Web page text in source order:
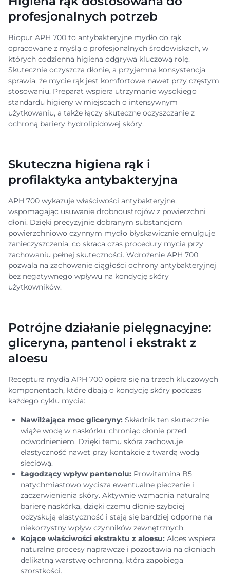
profesjonalnych potrzeb
Biopur APH 700 to antybakteryjne mydło do rąk
opracowane z myślą o profesjonalnych środowiskach, w
których codzienna higiena odgrywa kluczową rolę.
Skutecznie oczyszcza dłonie, a przyjemna konsystencja
sprawia, że mycie rąk jest komfortowe nawet przy częstym
stosowaniu. Preparat wspiera utrzymanie wysokiego
standardu higieny w miejscach o intensywnym
użytkowaniu, a także łączy skuteczne oczyszczanie z
ochroną bariery hydrolipidowej skóry.
Skuteczna higiena rąk i
profilaktyka antybakteryjna
APH 700 wykazuje właściwości antybakteryjne,
wspomagając usuwanie drobnoustrojów z powierzchni
dłoni. Dzięki precyzyjnie dobranym substancjom
powierzchniowo czynnym mydło błyskawicznie emulguje
zanieczyszczenia, co skraca czas procedury mycia przy
zachowaniu pełnej skuteczności. Wdrożenie APH 700
pozwala na zachowanie ciągłości ochrony antybakteryjnej
bez negatywnego wpływu na kondycję skóry
użytkowników.
Potrójne działanie pielęgnacyjne:
gliceryna, pantenol i ekstrakt z
aloesu
Receptura mydła APH 700 opiera się na trzech kluczowych
komponentach, które dbają o kondycję skóry podczas
każdego cyklu mycia:
Nawilżająca moc gliceryny: Składnik ten skutecznie
wiąże wodę w naskórku, chroniąc dłonie przed
odwodnieniem. Dzięki temu skóra zachowuje
elastyczność nawet przy kontakcie z twardą wodą
sieciową.
Łagodzący wpływ pantenolu: Prowitamina B5
natychmiastowo wycisza ewentualne pieczenie i
zaczerwienienia skóry. Aktywnie wzmacnia naturalną
barierę naskórka, dzięki czemu dłonie szybciej
odzyskują elastyczność i stają się bardziej odporne na
niekorzystny wpływ czynników zewnętrznych.
Kojące właściwości ekstraktu z aloesu: Aloes wspiera
naturalne procesy naprawcze i pozostawia na dłoniach
delikatną warstwę ochronną, która zapobiega
szorstkości.